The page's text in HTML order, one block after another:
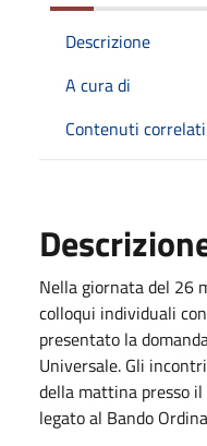
Descrizione
A cura di
Contenuti correlati
Nella giornata del 26
colloqui individuali
presentato la
Universale. Gli
della mattina presso
legato al Bando